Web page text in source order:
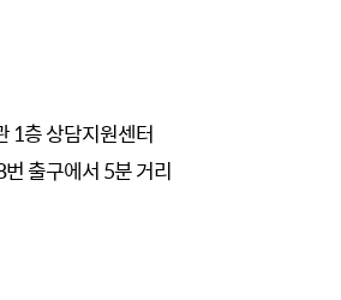
1층 상담지원센터
출구에서 5분 거리